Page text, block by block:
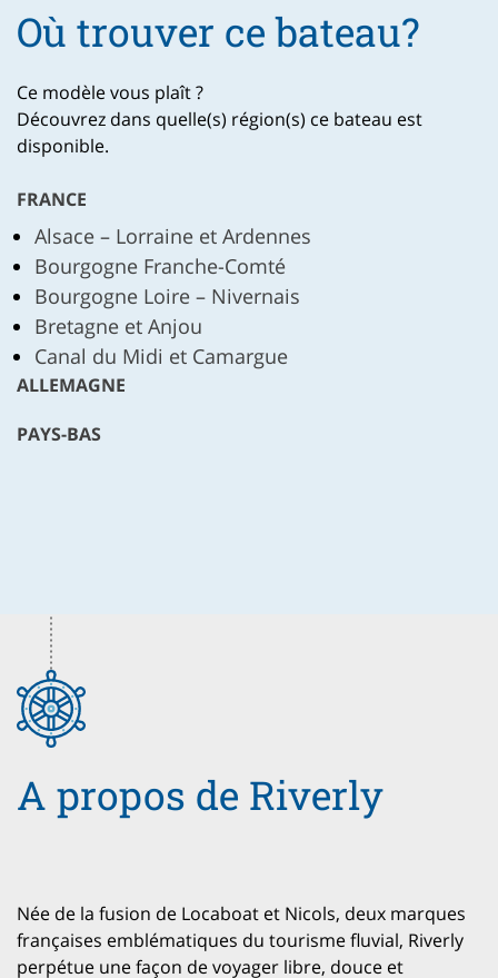
Où trouver ce bateau?
Ce modèle vous plaît ?
Découvrez dans quelle(s) région(s) ce bateau est
disponible.
FRANCE
Alsace – Lorraine et Ardennes
Bourgogne Franche-Comté
Bourgogne Loire – Nivernais
Bretagne et Anjou
Canal du Midi et Camargue
ALLEMAGNE
PAYS-BAS
A propos de Riverly
Née de la fusion de Locaboat et Nicols, deux marques
françaises emblématiques du tourisme fluvial, Riverly
perpétue une façon de voyager libre, douce et